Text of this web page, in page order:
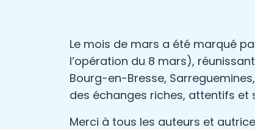
Le mois de mars a été marqué
l’opération du 8 mars),
Bourg-en-Bresse,
des échanges riches, attentifs
Merci à tous les auteurs et